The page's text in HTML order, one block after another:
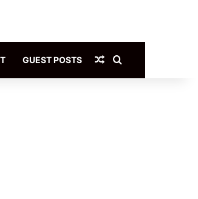
GUEST POSTS Article Aléatoire